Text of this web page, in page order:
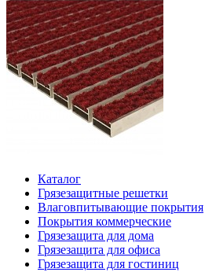
Каталог
Грязезащитные решетки
Влаговпитывающие покрытия
Покрытия коммерческие
Грязезащита для дома
Грязезащита для офиса
Грязезащита для гостиниц